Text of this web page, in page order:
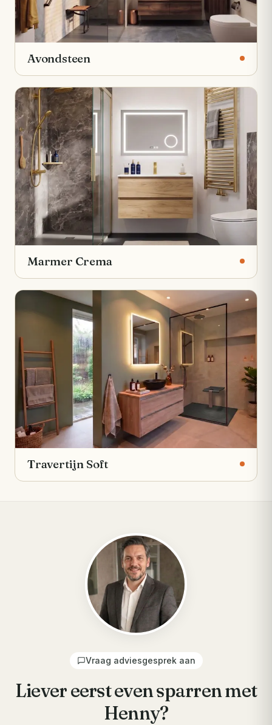
Avondsteen
Marmer Crema
Travertijn Soft
Vraag adviesgesprek aan
Liever eerst even sparren met
Henny?